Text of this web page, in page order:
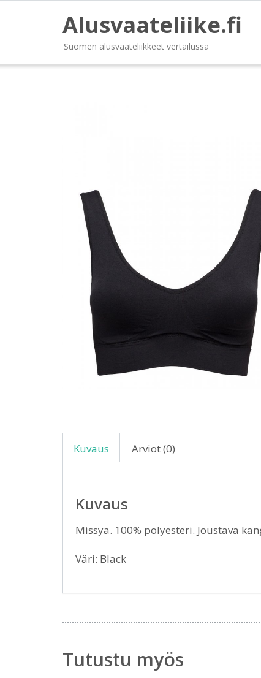
Alusvaateliike.fi
Suomen alusvaateliikkeet vertailussa
Kuvaus Arviot (0)
Kuvaus
Missya. 100% polyesteri. Joustava
Väri: Black
Tutustu myös